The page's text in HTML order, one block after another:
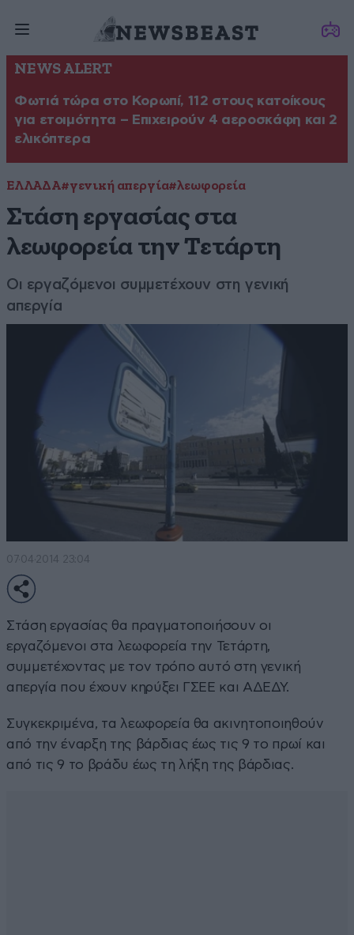
NEWS ALERT
Φωτιά τώρα στο Κορωπί, 112 στους κατοίκους
για ετοιμότητα – Επιχειρούν 4 αεροσκάφη και 2
ελικόπτερα
ΕΛΛΑΔΑ#γενική απεργία#λεωφορεία
Στάση εργασίας στα
λεωφορεία την Τετάρτη
Οι εργαζόμενοι συμμετέχουν στη γενική
απεργία
07·04·2014 23:04
Στάση εργασίας θα πραγματοποιήσουν οι
εργαζόμενοι στα λεωφορεία την Τετάρτη,
συμμετέχοντας με τον τρόπο αυτό στη γενική
απεργία που έχουν κηρύξει ΓΣΕΕ και ΑΔΕΔΥ.
Συγκεκριμένα, τα λεωφορεία θα ακινητοποιηθούν
από την έναρξη της βάρδιας έως τις 9 το πρωί και
από τις 9 το βράδυ έως τη λήξη της βάρδιας.